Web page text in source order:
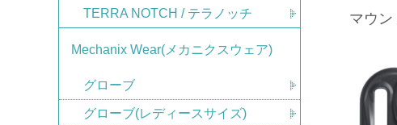
マウン
TERRA NOTCH / テラノッチ
Mechanix Wear(メカニクスウェア)
グローブ
グローブ(レディースサイズ)